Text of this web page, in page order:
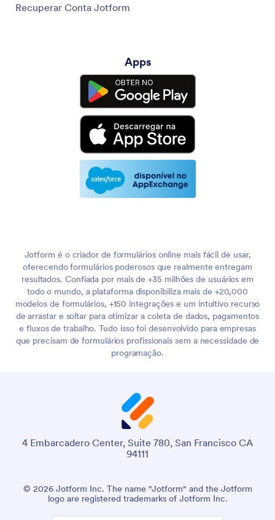
Recuperar Conta Jotform
Apps
Jotform é o criador de formulários online mais fácil de usar,
oferecendo formulários poderosos que realmente entregam
resultados. Confiada por mais de +35 milhões de usuários em
todo o mundo, a plataforma disponibiliza mais de +20,000
modelos de formulários, +150 integrações e um intuitivo recurso
de arrastar e soltar para otimizar a coleta de dados, pagamentos
e fluxos de trabalho. Tudo isso foi desenvolvido para empresas
que precisam de formulários profissionais sem a necessidade de
programação.
4 Embarcadero Center, Suite 780, San Francisco CA
94111
© 2026 Jotform Inc. The name "Jotform" and the Jotform
logo are registered trademarks of Jotform Inc.